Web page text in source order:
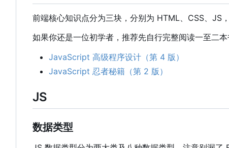
前端核心知识点分为三块，分别为 HTML、CSS、JS ，
如果你还是一位初学者，推荐先自行完整阅读一至二
JavaScript 高级程序设计（第 4 版）
JavaScript 忍者秘籍（第 2 版）
JS
数据类型